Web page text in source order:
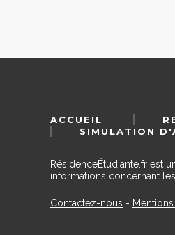
ACCUEIL
SIMULATION
RésidenceÉtudiante.fr est
informations concernant
Contactez-nous -